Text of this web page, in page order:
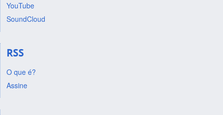
YouTube
SoundCloud
RSS
O que é?
Assine